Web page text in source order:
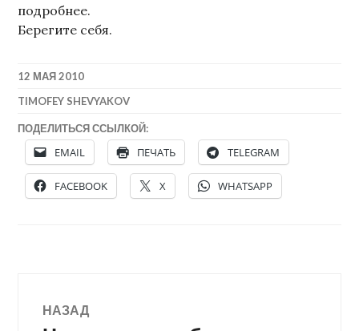
подробнее.
Берегите себя.
12 МАЯ 2010
TIMOFEY SHEVYAKOV
ПОДЕЛИТЬСЯ ССЫЛКОЙ:
EMAIL ПЕЧАТЬ TELEGRAM
FACEBOOK X WHATSAPP
Навигация
НАЗАД